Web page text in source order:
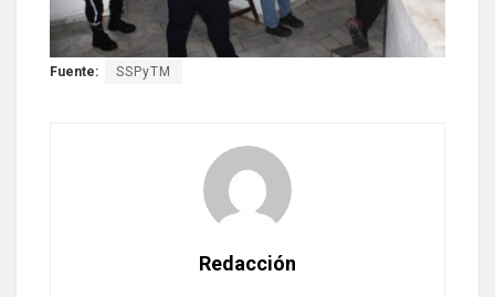
Fuente: SSPyTM
Redacción